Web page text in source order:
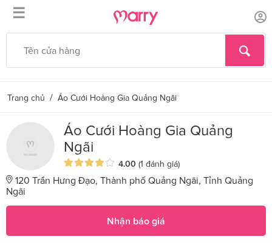
☰
Trang chủ / Áo Cưới Hoàng Gia Quảng Ngãi
Áo Cưới Hoàng Gia Quảng
Ngãi
4.00 (1 đánh giá)
120 Trần Hưng Đạo, Thành phố Quảng Ngãi, Tỉnh Quảng
Ngãi
Nhận báo giá